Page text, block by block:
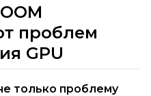
проблем
GPU
только проблему